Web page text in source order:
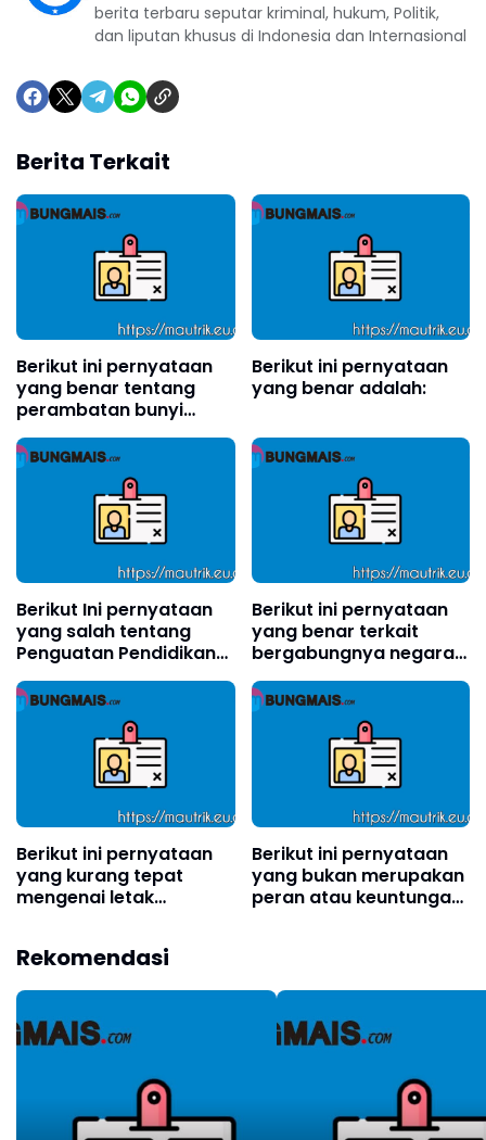
berita terbaru seputar kriminal, hukum, Politik,
dan liputan khusus di Indonesia dan Internasional
Berita Terkait
Berikut ini pernyataan
yang benar tentang
perambatan bunyi
adalah . . . .(boleh pilih
lebih dari satu)?
Berikut ini pernyataan
yang benar adalah:
Berikut Ini pernyataan
yang salah tentang
Penguatan Pendidikan
Karakter (PPK) yang
sesuai dengan
Permendikbud Nomor
20 Tahun 2018 adalah?
Berikut ini pernyataan
yang benar terkait
bergabungnya negara-
negara ke dalam ASEAN
di luar 5 negara pendiri
adalah?
Berikut ini pernyataan
yang kurang tepat
mengenai letak
Berikut ini pernyataan
yang bukan merupakan
peran atau keuntungan
Rekomendasi